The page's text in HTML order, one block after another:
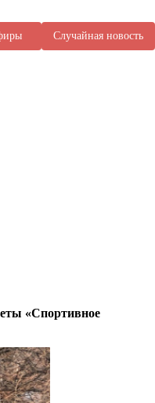
Случайная новость
«Спортивное